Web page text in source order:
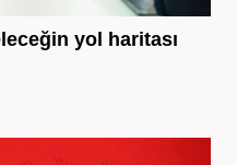
yol haritası